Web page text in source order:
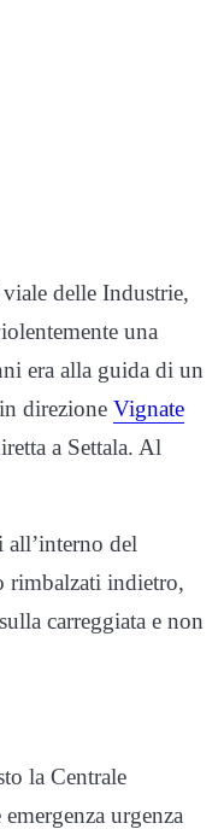
delle Industrie,
una
era alla guida di un
direzione Vignate
a Settala. Al
del
rimbalzati indietro,
carreggiata e non
la Centrale
urgenza